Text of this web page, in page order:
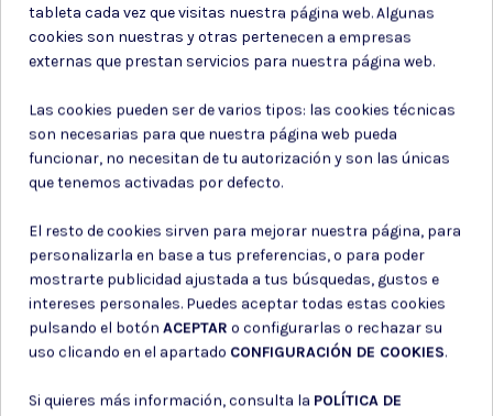
información de contacto en el aviso legal.
Consiento el uso de mis datos para los fines indicados en la
Política de privacidad
Consiento el uso de mis datos personales para recibir publicidad
de su entidad.
tableta cada vez que visitas nuestra página web. Algunas
cookies son nuestras y otras pertenecen a empresas
externas que prestan servicios para nuestra página web.
Las cookies pueden ser de varios tipos: las cookies técnicas
son necesarias para que nuestra página web pueda
funcionar, no necesitan de tu autorización y son las únicas
que tenemos activadas por defecto.
El resto de cookies sirven para mejorar nuestra página, para
personalizarla en base a tus preferencias, o para poder
mostrarte publicidad ajustada a tus búsquedas, gustos e
intereses personales. Puedes aceptar todas estas cookies
pulsando el botón ACEPTAR o configurarlas o rechazar su
uso clicando en el apartado CONFIGURACIÓN DE COOKIES.
Si quieres más información, consulta la POLÍTICA DE